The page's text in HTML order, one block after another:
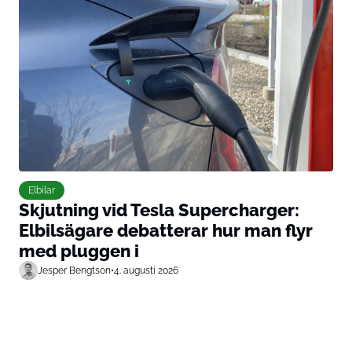
Elbilar
Skjutning vid Tesla Supercharger:
Elbilsägare debatterar hur man flyr
med pluggen i
Jesper Bengtson•4. augusti 2026